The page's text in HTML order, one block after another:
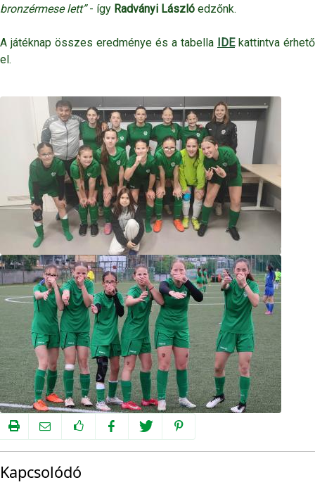
bronzérmese lett”- így Radványi László edzőnk.
A játéknap összes eredménye és a tabella IDEkattintva érhető
el.
Kapcsolódó